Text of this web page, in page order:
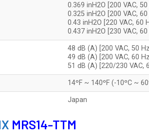
0.369 inH2O [200 VAC, 50
0.325 inH2O [200 VAC, 60
0.43 inH2O [220 VAC, 60
0.437 inH2O [230 VAC, 60
48 dB (A) [200 VAC, 50 Hz]
49 dB (A) [200 VAC, 60 Hz]
51 dB (A) [220/230 VAC,
14ºF ~ 140ºF (-10ºC ~
Japan
MRS14-TTM